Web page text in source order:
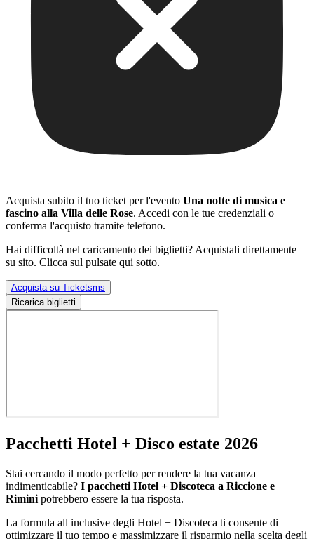
Acquista subito il tuo ticket per l'evento Una notte di musica e
fascino alla Villa delle Rose. Accedi con le tue credenziali o
conferma l'acquisto tramite telefono.
Hai difficoltà nel caricamento dei biglietti? Acquistali direttamente
su sito. Clicca sul pulsate qui sotto.
Acquista su Ticketsms
Ricarica biglietti
Pacchetti Hotel + Disco estate 2026
Stai cercando il modo perfetto per rendere la tua vacanza
indimenticabile? I pacchetti Hotel + Discoteca a Riccione e
Rimini potrebbero essere la tua risposta.
La formula all inclusive degli Hotel + Discoteca ti consente di
ottimizzare il tuo tempo e massimizzare il risparmio nella scelta degli